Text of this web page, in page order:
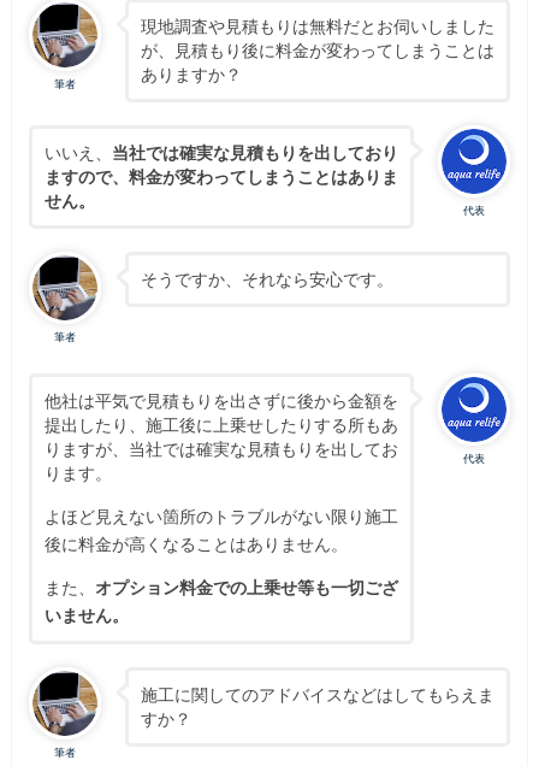
筆者
現地調査や見積もりは無料だとお伺いしました
が、見積もり後に料金が変わってしまうことは
ありますか？
代表
いいえ、 当社では確実な見積もりを出しており
ますので、料金が変わってしまうことはありま
せん。
筆者
そうですか、それなら安心です。
代表
他社は平気で見積もりを出さずに後から金額を
提出したり、施工後に上乗せしたりする所もあ
りますが、当社では確実な見積もりを出してお
ります。
よほど見えない箇所のトラブルがない限り施工
後に料金が高くなることはありません。
また、 オプション料金での上乗せ等も一切ござ
いません。
筆者
施工に関してのアドバイスなどはしてもらえま
すか？